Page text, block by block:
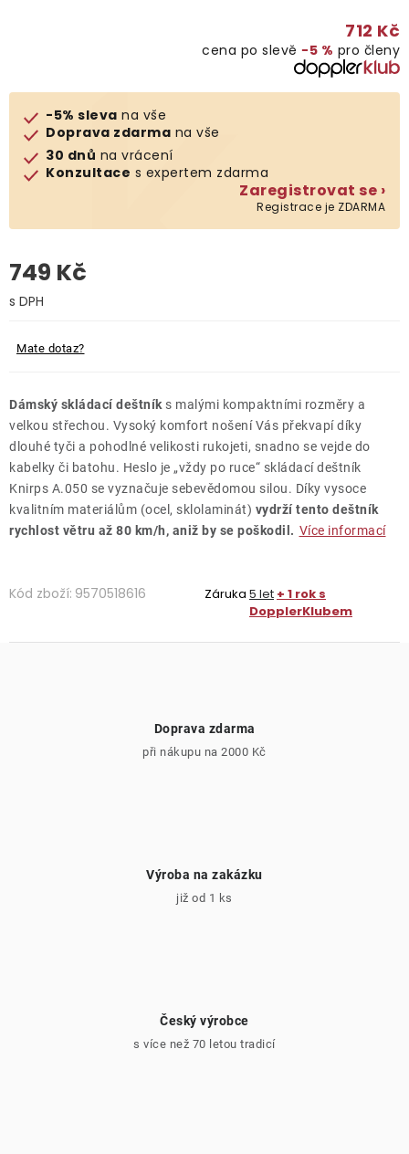
Prodávané značky
O nás
Kontakty
712 Kč
cena po slevě −5 % pro členy
-5% sleva na vše
Doprava zdarma na vše
30 dnů na vrácení
Konzultace s expertem zdarma
Zaregistrovat se ›
Registrace je ZDARMA
749 Kč
Mate dotaz?
Dámský skládací deštník s malými kompaktními rozměry a
velkou střechou. Vysoký komfort nošení Vás překvapí díky
dlouhé tyči a pohodlné velikosti rukojeti, snadno se vejde do
kabelky či batohu. Heslo je „vždy po ruce“ skládací deštník
Knirps A.050 se vyznačuje sebevědomou silou. Díky vysoce
kvalitním materiálům (ocel, sklolaminát) vydrží tento deštník
rychlost větru až 80 km/h, aniž by se poškodil. Více informací
Kód zboží: 9570518616 Záruka 5 let + 1 rok s
DopplerKlubem
Doprava zdarma
při nákupu na 2000 Kč
Výroba na zakázku
již od 1 ks
Český výrobce
s více než 70 letou tradicí